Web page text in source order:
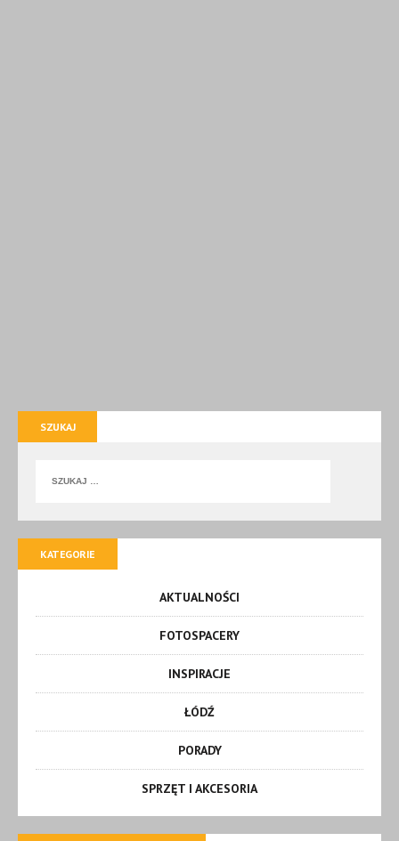
SZUKAJ
KATEGORIE
AKTUALNOŚCI
FOTOSPACERY
INSPIRACJE
ŁÓDŹ
PORADY
SPRZĘT I AKCESORIA